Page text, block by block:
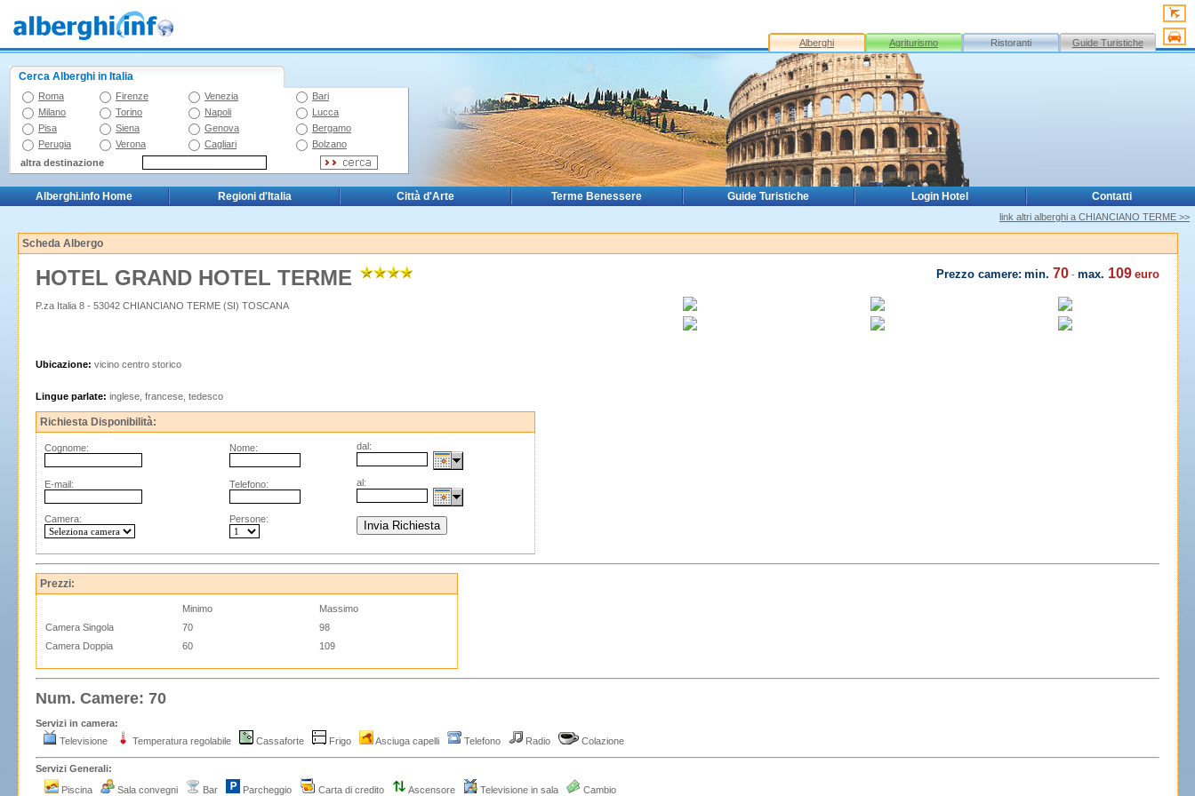
Alberghi Agriturismo Ristoranti Guide Turistiche
Cerca Alberghi in Italia
Roma Firenze Venezia
Bari
Milano
Torino Napoli
Lucca
Pisa
Siena Genova
Bergamo
Perugia
Verona Cagliari
Bolzano
altra destinazione
Alberghi.info Home Regioni d'Italia Città d'Arte Terme Benessere Guide Turistiche Login Hotel Contatti
link altri alberghi a CHIANCIANO TERME >>
Scheda Albergo
HOTEL GRAND HOTEL TERME
P.za Italia 8 - 53042 CHIANCIANO TERME (SI) TOSCANA
Ubicazione: vicino centro storico
Lingue parlate: inglese, francese, tedesco
Richiesta Disponibilità:
Cognome: Nome: dal:
E-mail: Telefono: al:
Camera: Persone:
Prezzo camere: min. 70 - max. 109 euro
Prezzi:
Minimo
Massimo
Camera Singola
70
98
Camera Doppia
60 109
Num. Camere: 70
Servizi in camera:
Televisione
Temperatura regolabile Cassaforte Frigo Asciuga capelli Telefono Radio Colazione
Servizi Generali:
Piscina
Sala convegni Bar Parcheggio Carta di credito Ascensore Televisione in sala Cambio